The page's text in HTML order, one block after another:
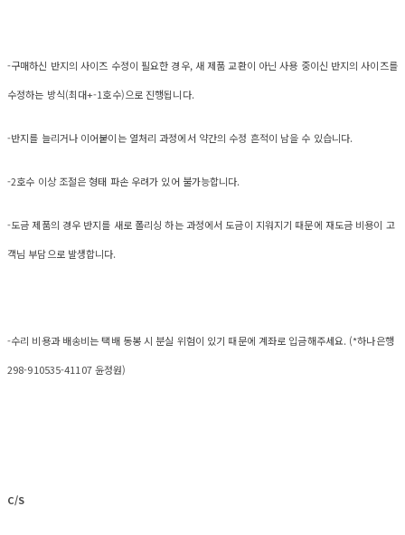
-구매하신 반지의 사이즈 수정이 필요한 경우, 새 제품 교환이 아닌 사용 중이신 반지의 사이즈를
수정하는 방식(최대+-1호수)으로 진행됩니다.
-반지를 늘리거나 이어붙이는 열처리 과정에서 약간의 수정 흔적이 남을 수 있습니다.
-2호수 이상 조절은 형태 파손 우려가 있어 불가능합니다.
-도금 제품의 경우 반지를 새로 폴리싱 하는 과정에서 도금이 지워지기 때문에 재도금 비용이 고
객님 부담으로 발생합니다.
-수리 비용과 배송비는 택배 동봉 시 분실 위험이 있기 때문에 계좌로 입금해주세요. (*하나은행
298-910535-41107 윤정원)
C/S